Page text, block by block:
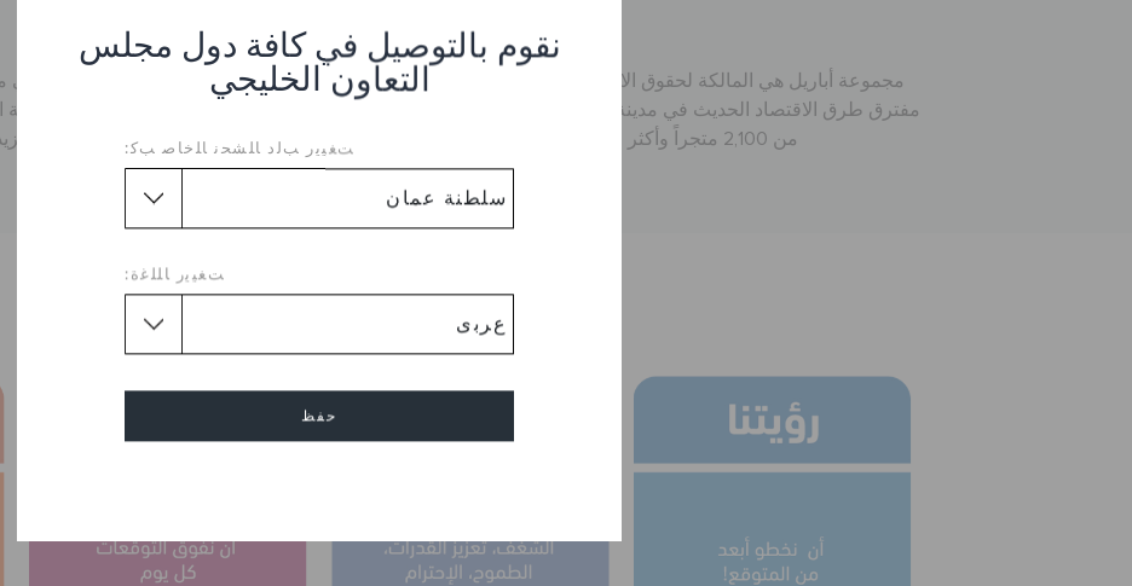
نقوم بالتوصيل في كافة دول مجلس
التعاون الخليجي
ﺖﻐﻴﻳﺭ ﺐﻟﺩ ﺎﻠﺸﺤﻧ ﺎﻠﺧﺎﺻ ﺐﻛ:
ﺖﻐﻴﻳﺭ ﺎﻠﻠﻏﺓ:
حفظ
مجموعة أباريل هي المالكة لحقوق الامتياز لعلامة كروكس في الشرق الأوسط. تقف مجموعة أباريل، أكبر مشغل في
مفترق طرق الاقتصاد الحديث في مدينة دبي، بدولة الإمارات العربية المتحدة. واليوم، أضحت المجموعة قادرة على تلبية
من 2,100 متجراً وأكثر من 85 علامة تجارية وبتعيين 20,000 موظف من مختلف الثقافات. لمعرفة المزيد عن